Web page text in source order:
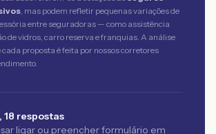
, mas podem refletir pequenas variações de
entre seguradoras — como assistência
de vidros, carro reserva e franquias. A análise
proposta é feita por nossos corretores
18 respostas
ligar ou preencher formulário em